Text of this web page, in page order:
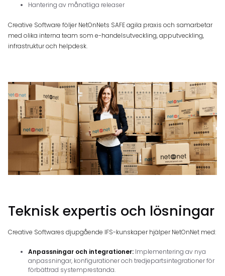
Hantering av månatliga releaser
Creative Software följer NetOnNets SAFE agila praxis och samarbetar
med olika interna team som e-handelsutveckling, apputveckling,
infrastruktur och helpdesk.
Teknisk expertis och lösningar
Creative Softwares djupgående IFS-kunskaper hjälper NetOnNet med:
Anpassningar och integrationer: Implementering av nya
anpassningar, konfigurationer och tredjepartsintegrationer för
förbättrad systemprestanda.